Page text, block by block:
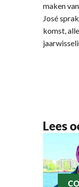
maken
José
komst,
Lees